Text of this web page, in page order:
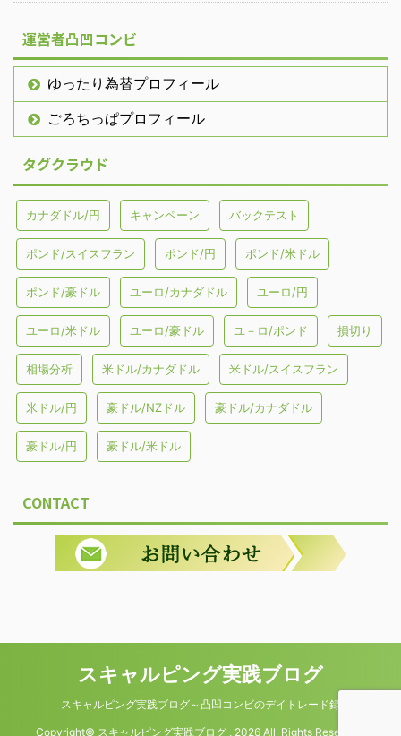
運営者凸凹コンビ
ゆったり為替プロフィール
ごろちっぱプロフィール
タグクラウド
カナダドル/円 キャンペーン バックテスト
ポンド/スイスフラン ポンド/円 ポンド/米ドル
ポンド/豪ドル ユーロ/カナダドル ユーロ/円
ユーロ/米ドル ユーロ/豪ドル ユ－ロ/ポンド 損切り
相場分析 米ドル/カナダドル 米ドル/スイスフラン
米ドル/円 豪ドル/NZドル 豪ドル/カナダドル
豪ドル/円 豪ドル/米ドル
CONTACT
スキャルピング実践ブログ
スキャルピング実践ブログ～凸凹コンビのデイトレード録
Copyright© スキャルピング実践ブログ , 2026 All Rights Reserved.